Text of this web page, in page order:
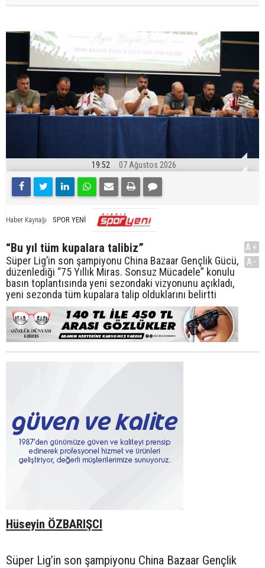
19:52 07 Ağustos 2026
Haber Kaynağı SPOR YENİ
“Bu yıl tüm kupalara talibiz”
Süper Lig’in son şampiyonu China Bazaar Gençlik Gücü,
düzenlediği “75 Yıllık Miras. Sonsuz Mücadele” konulu
basın toplantısında yeni sezondaki vizyonunu açıkladı,
yeni sezonda tüm kupalara talip olduklarını belirtti
A+
A-
Hüseyin ÖZBARIŞCI
Süper Lig’in son şampiyonu China Bazaar Gençlik